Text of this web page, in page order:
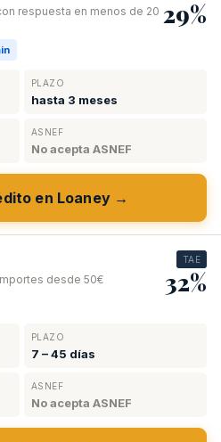
respuesta en menos de 20 29%
PLAZO
hasta 3 meses
ASNEF
No acepta ASNEF
en Loaney →
desde 50€
TAE
32%
PLAZO
7 – 45 días
ASNEF
No acepta ASNEF